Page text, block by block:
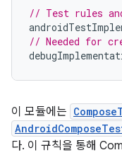
// Test rules
// Needed for
이 모듈에는
다. 이 규칙을 통해